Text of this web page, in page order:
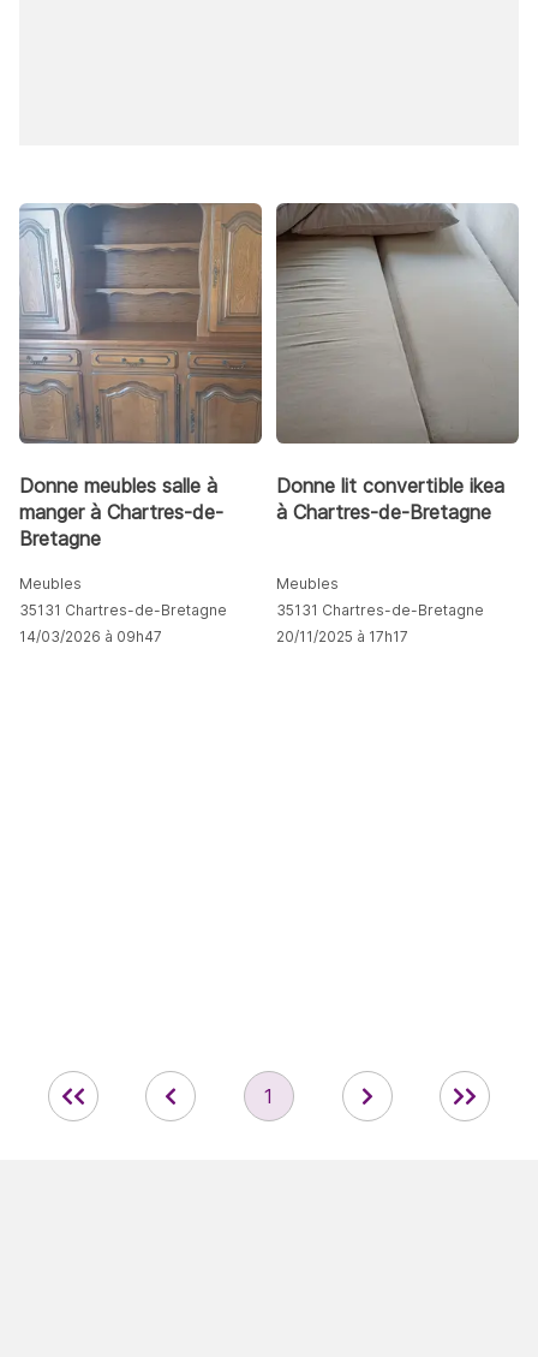
Donne meubles salle à
manger à Chartres-de-
Bretagne
Meubles
35131 Chartres-de-Bretagne
14/03/2026 à 09h47
Donne lit convertible ikea
à Chartres-de-Bretagne
Meubles
35131 Chartres-de-Bretagne
20/11/2025 à 17h17
1